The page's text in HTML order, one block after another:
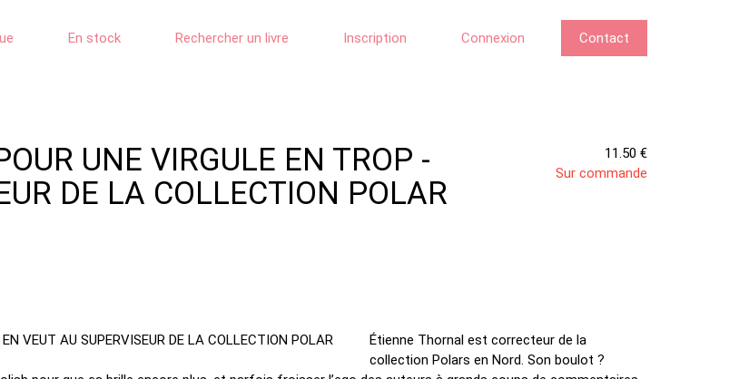
En stock Rechercher un livre Inscription Connexion Contact
UNE VIRGULE EN TROP -
DE LA COLLECTION POLAR
11.50 €
Sur commande
Étienne Thornal est correcteur de la
collection Polars en Nord. Son boulot ?